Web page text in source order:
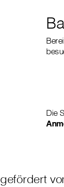
Die
gefördert